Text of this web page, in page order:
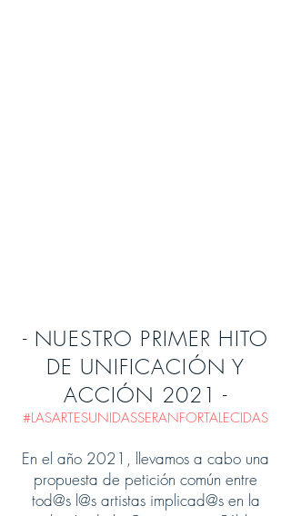
- NUESTRO PRIMER HITO
DE UNIFICACIÓN Y
ACCIÓN 2021 -
#LASARTESUNIDASSERANFORTALECIDAS
En el año 2021, llevamos a cabo una
propuesta de petición común entre
tod@s l@s artistas implicad@s en la